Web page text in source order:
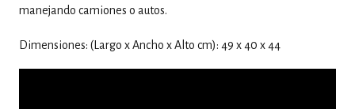
manejando camiones o autos.
Dimensiones: (Largo x Ancho x Alto cm): 49 x 40 x 44